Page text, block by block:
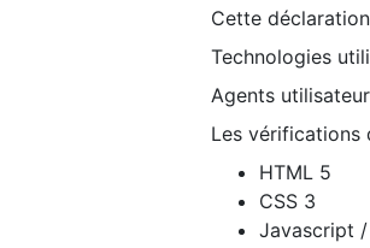
Cette
Technologies
Agents
Les vérifications
HTML 5
CSS 3
Javascript